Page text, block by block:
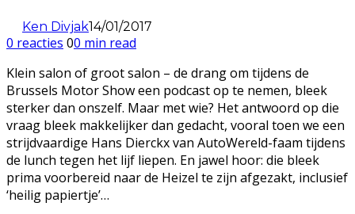
Ken Divjak14/01/2017
0 reacties 00 min read
Klein salon of groot salon – de drang om tijdens de
Brussels Motor Show een podcast op te nemen, bleek
sterker dan onszelf. Maar met wie? Het antwoord op die
vraag bleek makkelijker dan gedacht, vooral toen we een
strijdvaardige Hans Dierckx van AutoWereld-faam tijdens
de lunch tegen het lijf liepen. En jawel hoor: die bleek
prima voorbereid naar de Heizel te zijn afgezakt, inclusief
‘heilig papiertje’…